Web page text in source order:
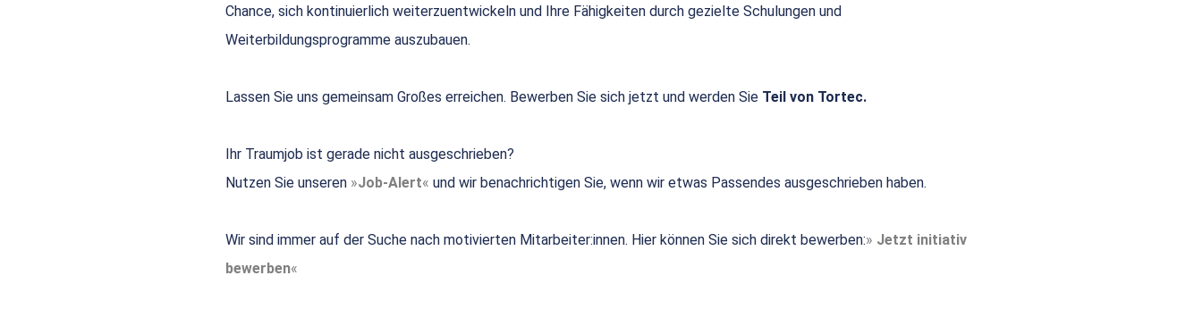
Chance, sich kontinuierlich weiterzuentwickeln und Ihre Fähigkeiten durch gezielte Schulungen und
Weiterbildungsprogramme auszubauen.
Lassen Sie uns gemeinsam Großes erreichen. Bewerben Sie sich jetzt und werden Sie Teil von Tortec.
Ihr Traumjob ist gerade nicht ausgeschrieben?
Nutzen Sie unseren
Job-Alert und wir benachrichtigen Sie, wenn wir etwas Passendes ausgeschrieben haben.
Wir sind immer auf der Suche nach motivierten Mitarbeiter:innen. Hier können Sie sich direkt bewerben:
Jetzt initiativ
bewerben